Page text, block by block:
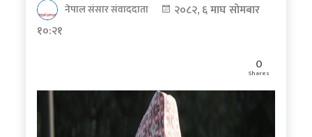
नेपाल संसार संवाददाता
२०८२, ६ माघ सोमबार
१०:२१
0
Shares